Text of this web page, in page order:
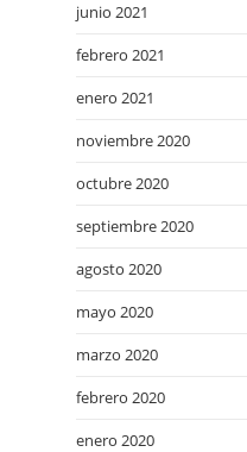
junio 2021
febrero 2021
enero 2021
noviembre 2020
octubre 2020
septiembre 2020
agosto 2020
mayo 2020
marzo 2020
febrero 2020
enero 2020